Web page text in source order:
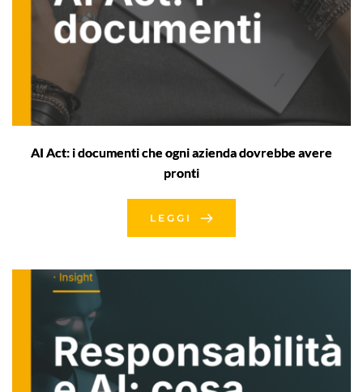
AI Act: i documenti che ogni azienda dovrebbe avere
pronti
LEGGI